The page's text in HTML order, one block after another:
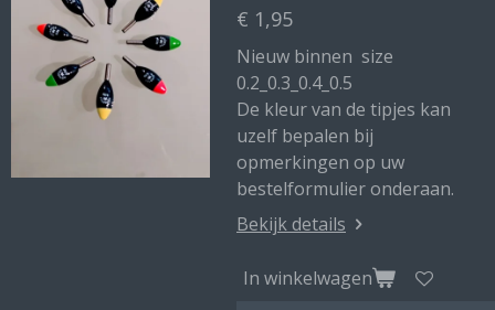
€ 1,95
Nieuw binnen size
0.2_0.3_0.4_0.5
De kleur van de tipjes kan
uzelf bepalen bij
opmerkingen op uw
bestelformulier onderaan.
Bekijk details
In winkelwagen